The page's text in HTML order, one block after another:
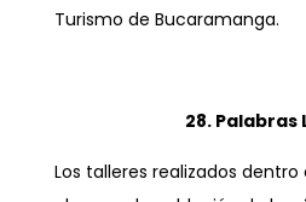
Turismo de Bucaramanga.
28. Palabras
Los talleres realizados